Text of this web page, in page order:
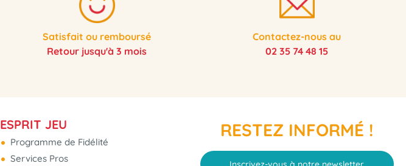
Satisfait ou remboursé
Retour jusqu'à 3 mois
Contactez-nous au
02 35 74 48 15
ESPRIT JEU
Programme de Fidélité
Services Pros
RESTEZ INFORMÉ !